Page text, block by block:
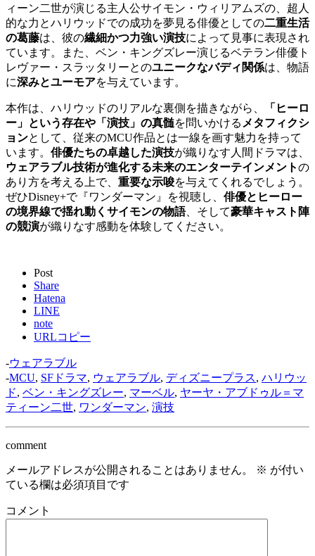
ィーン二世が演じる主人公サイモン・ウィリアムズの、超人
的な力とハリウッドでの成功を夢見る俳優としての二重生活
の葛藤は、彼の繊細かつ力強い演技によって見事に表現され
ています。また、ベン・キングズレー演じるベテラン俳優ト
レヴァー・スラッタリーとのユニークなバディ関係は、物語
に深みとユーモアを与えています。
本作は、ハリウッドのリアルな裏側を描きながら、
「ヒーロ
ー」という存在や「演技」の真髄を問いかける メタフィクシ
ョンとして、従来のMCU作品とは一線を画す魅力を持って
います。 俳優たちの卓越した演技が織りなす人間ドラマは、
ウェアラブル技術が進化する未来のエンターテインメントの
あり方を考える上で、 重要な示唆を与えてくれるでしょう。
ぜひDisney+で『ワンダーマン』を視聴し、 俳優とヒーロー
の境界線で揺れ動くサイモンの物語、そして豪華キャスト陣
の競演が織りなす感動を体験してください。
Post
Share
Hatena
LINE
note
URLコピー
-ウェアラブル
-MCU, SFドラマ, ウェアラブル, ディズニープラス, ハリウッ
ド, ベン・キングズレー, マーベル, ヤーヤ・アブドゥル＝マ
ティーン二世, ワンダーマン, 演技
comment
メールアドレスが公開されることはありません。 ※ が付い
ている欄は必須項目です
コメント